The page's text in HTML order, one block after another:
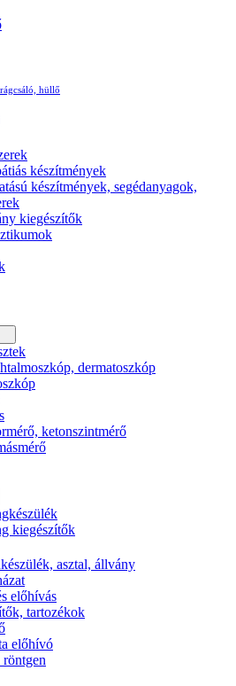
hüllő
készítmények
készítmények, segédanyagok,
kiegészítők
dermatoszkóp
ketonszintmérő
kiegészítők
asztal, állvány
előhívás
tartozékok
előhívó